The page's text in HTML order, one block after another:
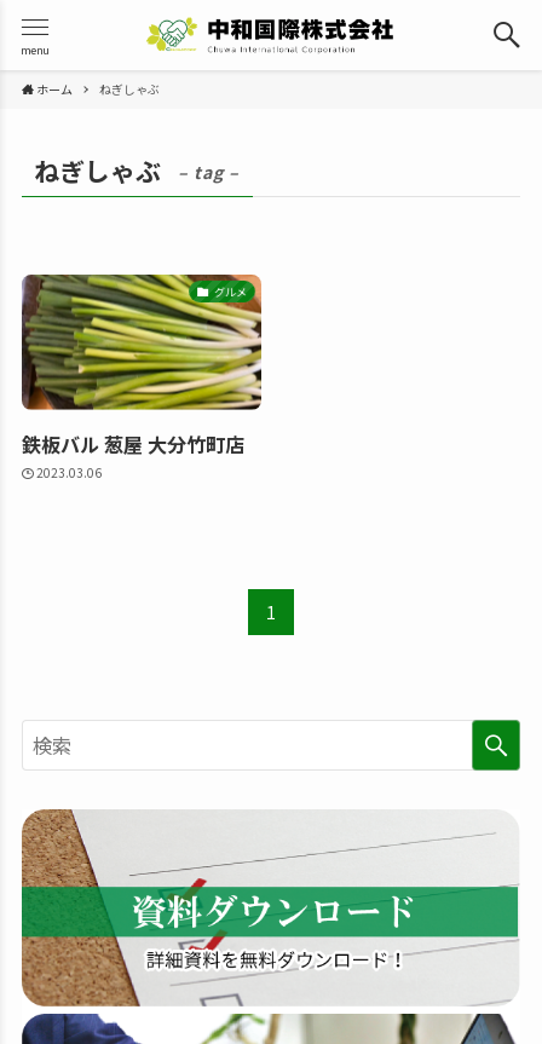
menu
ホーム ねぎしゃぶ
ねぎしゃぶ – tag –
グルメ
鉄板バル 葱屋 大分竹町店
2023.03.06
1
索